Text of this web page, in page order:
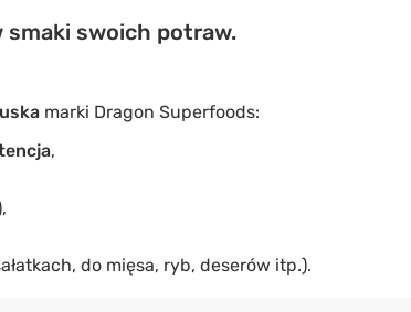
smaki swoich potraw.
marki Dragon Superfoods:
,
do mięsa, ryb, deserów itp.).